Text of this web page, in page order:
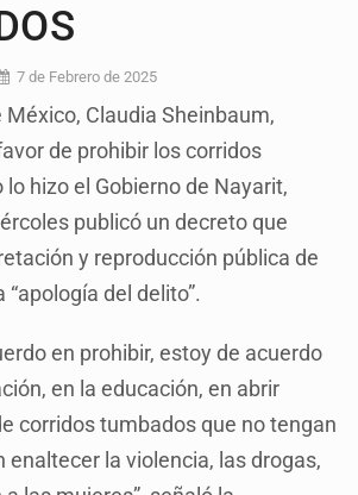
7 de Febrero de 2025
Claudia Sheinbaum,
de prohibir los corridos
hizo el Gobierno de Nayarit,
publicó un decreto que
y reproducción pública de
del delito”.
en prohibir, estoy de acuerdo
en la educación, en abrir
corridos tumbados que no tengan
enaltecer la violencia, las drogas,